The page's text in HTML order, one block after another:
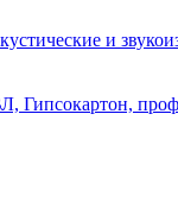
и
Гипсокартон,